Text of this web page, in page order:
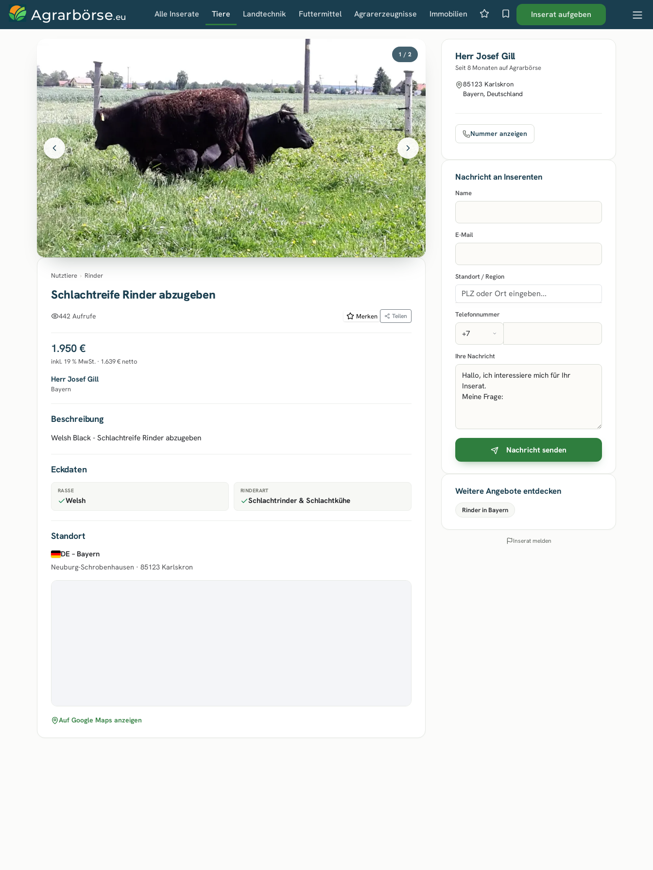
Agrarbörse.eu Alle Inserate Tiere Landtechnik Futtermittel Agrarerzeugnisse Immobilien Inserat aufgeben
1 / 2
Nutztiere › Rinder
Schlachtreife Rinder abzugeben
442 Aufrufe Merken Teilen
1.950 €
inkl. 19 % MwSt. · 1.639 € netto
Herr Josef Gill
Bayern
Beschreibung
Welsh Black - Schlachtreife Rinder abzugeben
Eckdaten
RASSE
Welsh
RINDERART
Schlachtrinder & Schlachtkühe
Standort
DE – Bayern
Neuburg-Schrobenhausen · 85123 Karlskron
Auf Google Maps anzeigen
Herr Josef Gill
Seit 8 Monaten auf Agrarbörse
85123 Karlskron
Bayern, Deutschland
Nummer anzeigen
Nachricht an Inserenten
Name
E-Mail
Standort / Region
Telefonnummer
Ihre Nachricht
Nachricht senden
Weitere Angebote entdecken
Rinder in Bayern
Inserat melden